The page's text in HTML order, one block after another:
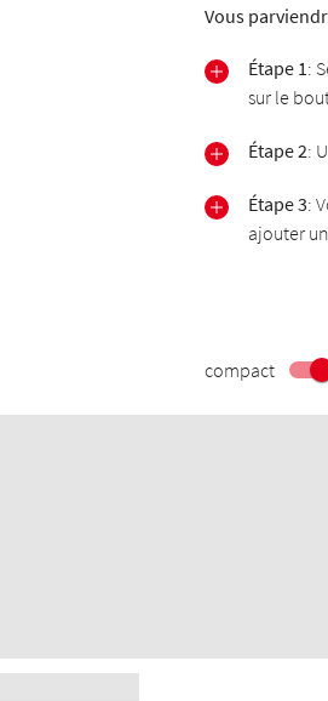
Vous
Étape 1:
sur le
Étape 2:
Étape 3:
ajouter
compact